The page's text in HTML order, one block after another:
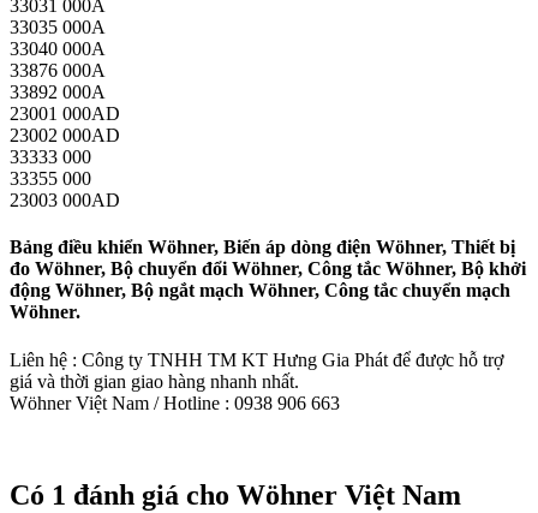
33031 000A
33035 000A
33040 000A
33876 000A
33892 000A
23001 000AD
23002 000AD
33333 000
33355 000
23003 000AD
Bảng điều khiển Wöhner, Biến áp dòng điện Wöhner, Thiết bị
đo Wöhner, Bộ chuyển đổi Wöhner, Công tắc Wöhner, Bộ khởi
động Wöhner, Bộ ngắt mạch Wöhner, Công tắc chuyển mạch
Wöhner.
Liên hệ : Công ty TNHH TM KT Hưng Gia Phát để được hỗ trợ
giá và thời gian giao hàng nhanh nhất.
Wöhner Việt Nam / Hotline : 0938 906 663
Có 1 đánh giá cho Wöhner Việt Nam